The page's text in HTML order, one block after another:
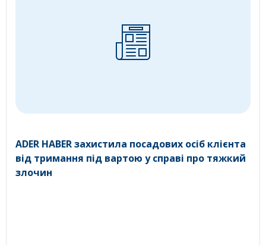
ADER HABER захистила посадових осіб клієнта
від тримання під вартою у справі про тяжкий
злочин